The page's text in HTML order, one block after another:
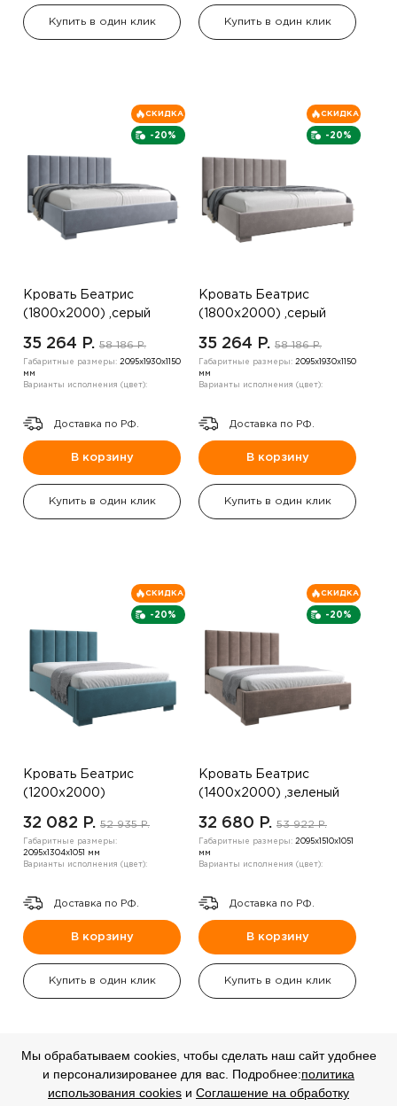
Купить в один клик Купить в один клик
-20%
СКИДКА
Кровать Беатрис
(1800х2000) ,серый
35 264 P. 58 186 P.
Габаритные размеры: 2095х1930х1150
мм
Варианты исполнения (цвет):
Доставка по РФ.
В корзину
Купить в один клик
-20%
СКИДКА
Кровать Беатрис
(1800х2000) ,серый
35 264 P. 58 186 P.
Габаритные размеры: 2095х1930х1150
мм
Варианты исполнения (цвет):
Доставка по РФ.
В корзину
Купить в один клик
-20%
СКИДКА
Кровать Беатрис
(1200х2000)
32 082 P. 52 935 P.
Габаритные размеры:
2095х1304х1051 мм
Варианты исполнения (цвет):
Доставка по РФ.
В корзину
Купить в один клик
-20%
СКИДКА
Кровать Беатрис
(1400х2000) ,зеленый
32 680 P. 53 922 P.
Габаритные размеры: 2095х1510х1051
мм
Варианты исполнения (цвет):
Доставка по РФ.
В корзину
Купить в один клик
-20%
СКИДКА
-20%
СКИДКА
Мы обрабатываем cookies, чтобы сделать наш сайт удобнее
и персонализированее для вас. Подробнее:политика
использования cookies и Соглашение на обработку